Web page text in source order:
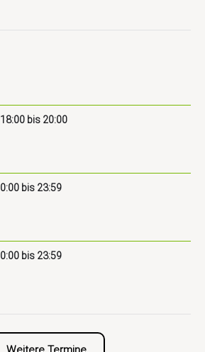
18:00 bis 20:00
0:00 bis 23:59
0:00 bis 23:59